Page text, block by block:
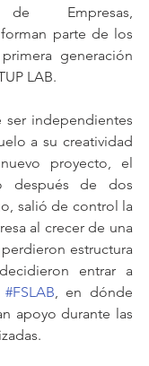
de Empresas,
parte de los
generación
LAB.
independientes
a su creatividad
proyecto, el
después de dos
salió de control la
al crecer de una
estructura
entrar a
#FSLAB, en dónde
apoyo durante las